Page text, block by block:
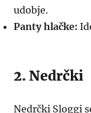
udobje.
Panty hlačke:
2. Nedrčki
Nedrčki Sloggi